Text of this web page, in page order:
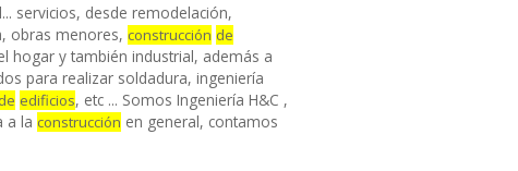
servicios, desde remodelación,
obras menores, construcción de
hogar y también industrial, además a
para realizar soldadura, ingeniería
de edificios, etc ... Somos Ingeniería H&C ,
a la construcción en general, contamos